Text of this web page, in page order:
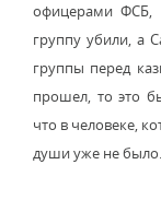
офицерами ФСБ,
группу убили, а
группы перед
прошел, то это
что в человеке,
души уже не было.